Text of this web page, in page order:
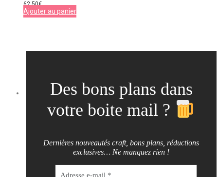
62,50€
Ajouter au panier
Des bons plans dans
votre boite mail ?
Dernières nouveautés craft, bons plans, réductions
exclusives… Ne manquez rien !